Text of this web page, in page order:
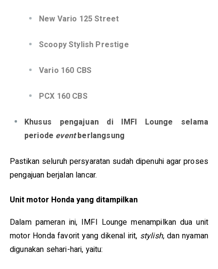
New Vario 125 Street
Scoopy Stylish Prestige
Vario 160 CBS
PCX 160 CBS
Khusus pengajuan di IMFI Lounge selama
periode eventberlangsung
Pastikan seluruh persyaratan sudah dipenuhi agar proses
pengajuan berjalan lancar.
Unit motor Honda yang ditampilkan
Dalam pameran ini, IMFI Lounge menampilkan dua unit
motor Honda favorit yang dikenal irit, stylish, dan nyaman
digunakan sehari-hari, yaitu: